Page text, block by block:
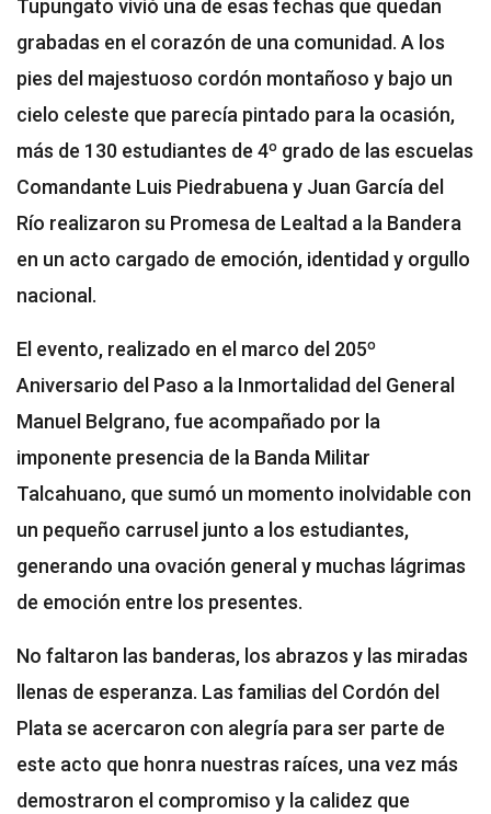
Tupungato vivió una de esas fechas que quedan
grabadas en el corazón de una comunidad. A los
pies del majestuoso cordón montañoso y bajo un
cielo celeste que parecía pintado para la ocasión,
más de 130 estudiantes de 4º grado de las escuelas
Comandante Luis Piedrabuena y Juan García del
Río realizaron su Promesa de Lealtad a la Bandera
en un acto cargado de emoción, identidad y orgullo
nacional.
El evento, realizado en el marco del 205º
Aniversario del Paso a la Inmortalidad del General
Manuel Belgrano, fue acompañado por la
imponente presencia de la Banda Militar
Talcahuano, que sumó un momento inolvidable con
un pequeño carrusel junto a los estudiantes,
generando una ovación general y muchas lágrimas
de emoción entre los presentes.
No faltaron las banderas, los abrazos y las miradas
llenas de esperanza. Las familias del Cordón del
Plata se acercaron con alegría para ser parte de
este acto que honra nuestras raíces, una vez más
demostraron el compromiso y la calidez que